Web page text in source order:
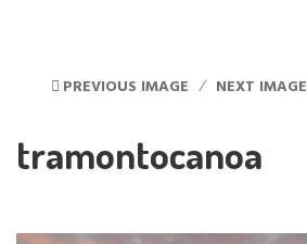
PREVIOUS IMAGE NEXT IMAGE
tramontocanoa